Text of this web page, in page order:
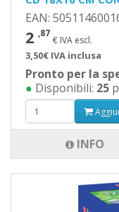
EAN:
2 ,87
€ IVA escl.
3,50€ IVA inclusa
Pronto per la
● Disponibili: 25
INFO